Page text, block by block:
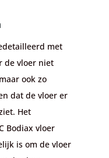
met
de vloer niet
ook zo
dat de vloer er
Het
Bodiax vloer
is om de vloer